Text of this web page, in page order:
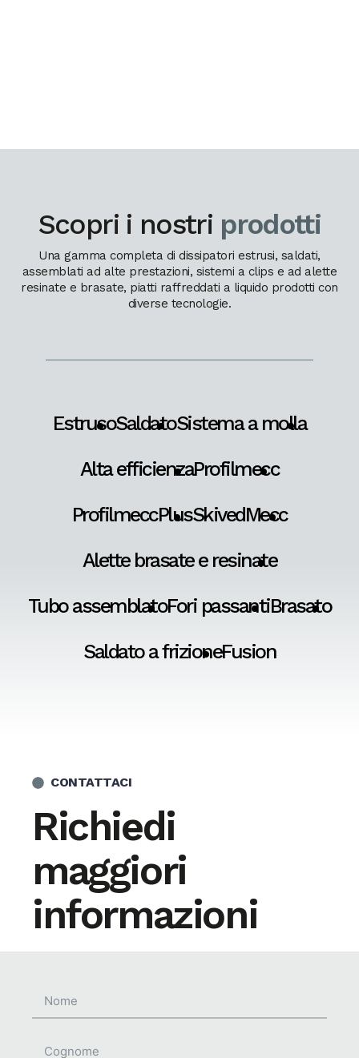
Scopri i nostri prodotti
Una gamma completa di dissipatori estrusi, saldati,
assemblati ad alte prestazioni, sistemi a clips e ad alette
resinate e brasate, piatti raffreddati a liquido prodotti con
diverse tecnologie.
EstrusoSaldatoSistema a molla
Alta efficienzaProfilmecc
ProfilmeccPlusSkivedMecc
Alette brasate e resinate
Tubo assemblatoFori passantiBrasato
Saldato a frizioneFusion
CONTATTACI
Richiedi
maggiori
informazioni